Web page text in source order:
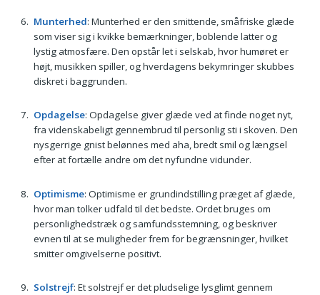
Munterhed: Munterhed er den smittende, småfriske glæde
som viser sig i kvikke bemærkninger, boblende latter og
lystig atmosfære. Den opstår let i selskab, hvor humøret er
højt, musikken spiller, og hverdagens bekymringer skubbes
diskret i baggrunden.
Opdagelse: Opdagelse giver glæde ved at finde noget nyt,
fra videnskabeligt gennembrud til personlig sti i skoven. Den
nysgerrige gnist belønnes med aha, bredt smil og længsel
efter at fortælle andre om det nyfundne vidunder.
Optimisme: Optimisme er grundindstilling præget af glæde,
hvor man tolker udfald til det bedste. Ordet bruges om
personlighedstræk og samfundsstemning, og beskriver
evnen til at se muligheder frem for begrænsninger, hvilket
smitter omgivelserne positivt.
Solstrejf: Et solstrejf er det pludselige lysglimt gennem